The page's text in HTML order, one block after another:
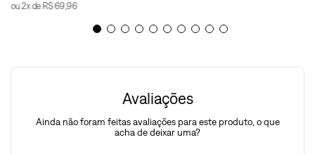
ou2x de R$69,96
Avaliações
Ainda não foram feitas avaliações para este produto, o que
acha de deixar uma?